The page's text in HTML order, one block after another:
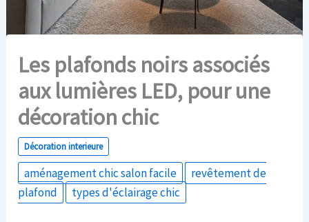
Les plafonds noirs associés
aux lumières LED, pour une
décoration chic
Décoration interieure
aménagement chic salon facile
revêtement de
plafond
types d'éclairage chic